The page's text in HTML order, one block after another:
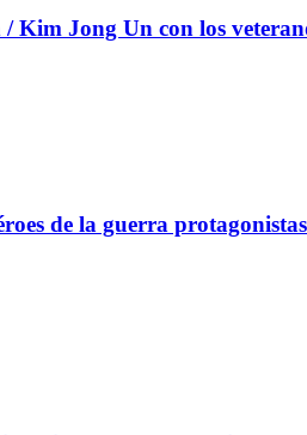
Jong Un con los
de la guerra